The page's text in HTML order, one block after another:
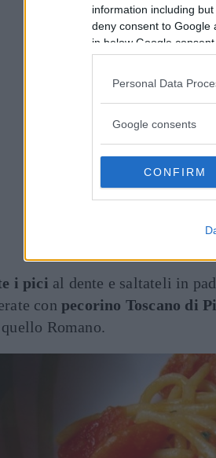
information including
deny consent to Google
in below Google consent
Personal Data
Google consents
CONFIRM
i pici al dente e saltateli in
con pecorino Toscano di
quello Romano.